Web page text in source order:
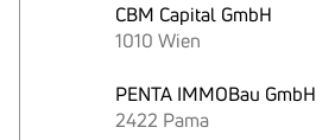
CBM Capital GmbH
1010 Wien
PENTA IMMOBau GmbH
2422 Pama